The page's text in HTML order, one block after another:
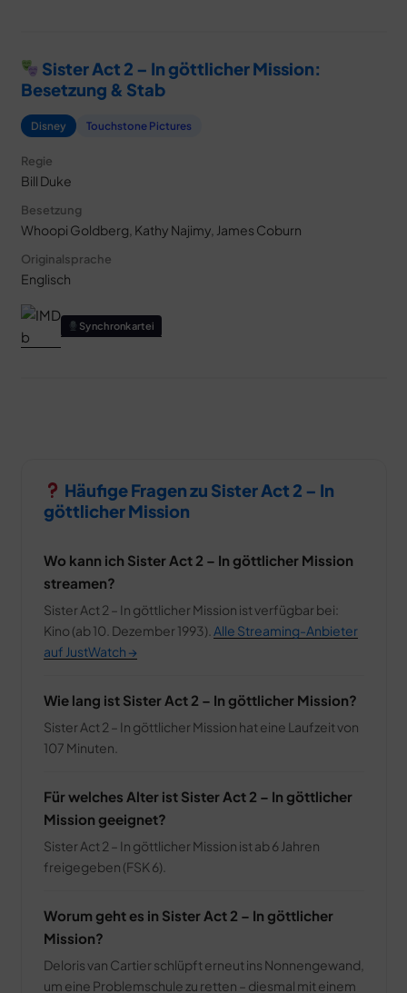
Sister Act 2 – In göttlicher Mission:
Besetzung & Stab
Disney Touchstone Pictures
Regie
Bill Duke
Besetzung
Whoopi Goldberg, Kathy Najimy, James Coburn
Originalsprache
Englisch
Synchronkartei
Häufige Fragen zu Sister Act 2 – In
göttlicher Mission
Wo kann ich Sister Act 2 – In göttlicher Mission
streamen?
Sister Act 2 – In göttlicher Mission ist verfügbar bei:
Kino (ab 10. Dezember 1993). Alle Streaming-Anbieter
auf JustWatch →
Wie lang ist Sister Act 2 – In göttlicher Mission?
Sister Act 2 – In göttlicher Mission hat eine Laufzeit von
107 Minuten.
Für welches Alter ist Sister Act 2 – In göttlicher
Mission geeignet?
Sister Act 2 – In göttlicher Mission ist ab 6 Jahren
freigegeben (FSK 6).
Worum geht es in Sister Act 2 – In göttlicher
Mission?
Deloris van Cartier schlüpft erneut ins Nonnengewand,
um eine Problemschule zu retten – diesmal mit einem